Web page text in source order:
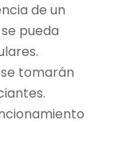
de un
pueda
tomarán